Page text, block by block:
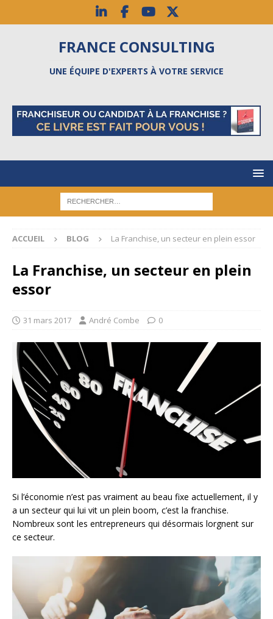
FRANCE CONSULTING
UNE ÉQUIPE D'EXPERTS À VOTRE SERVICE
ACCUEIL BLOG La Franchise, un secteur en plein essor
La Franchise, un secteur en plein
essor
31 mars 2017 André Combe 0
Si l’économie n’est pas vraiment au beau fixe actuellement, il y
a un secteur qui lui vit un plein boom, c’est la franchise.
Nombreux sont les entrepreneurs qui désormais lorgnent sur
ce secteur.